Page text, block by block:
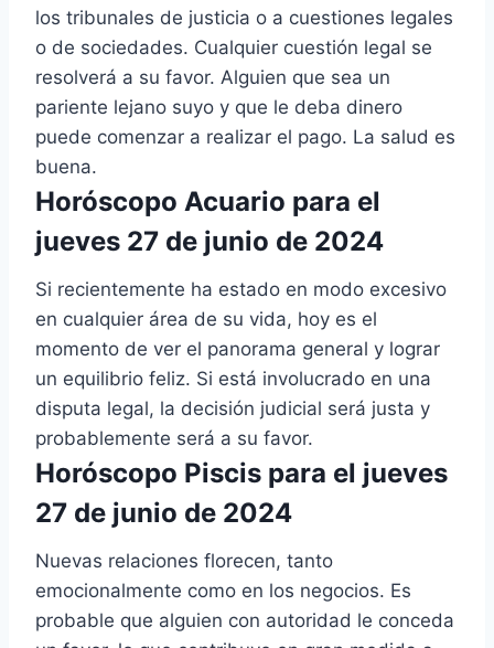
los tribunales de justicia o a cuestiones legales
o de sociedades. Cualquier cuestión legal se
resolverá a su favor. Alguien que sea un
pariente lejano suyo y que le deba dinero
puede comenzar a realizar el pago. La salud es
buena.
Horóscopo Acuario para el
jueves 27 de junio de 2024
Si recientemente ha estado en modo excesivo
en cualquier área de su vida, hoy es el
momento de ver el panorama general y lograr
un equilibrio feliz. Si está involucrado en una
disputa legal, la decisión judicial será justa y
probablemente será a su favor.
Horóscopo Piscis para el jueves
27 de junio de 2024
Nuevas relaciones florecen, tanto
emocionalmente como en los negocios. Es
probable que alguien con autoridad le conceda